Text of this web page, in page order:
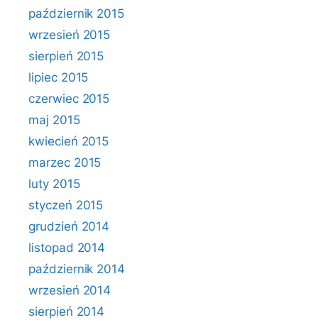
październik 2015
wrzesień 2015
sierpień 2015
lipiec 2015
czerwiec 2015
maj 2015
kwiecień 2015
marzec 2015
luty 2015
styczeń 2015
grudzień 2014
listopad 2014
październik 2014
wrzesień 2014
sierpień 2014